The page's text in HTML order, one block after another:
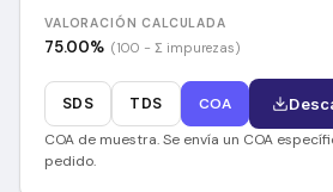
VALORACIÓN CALCULADA
75.00% (100 − Σ impurezas)
SDS TDS COA
COA de muestra. Se envía un COA
pedido.